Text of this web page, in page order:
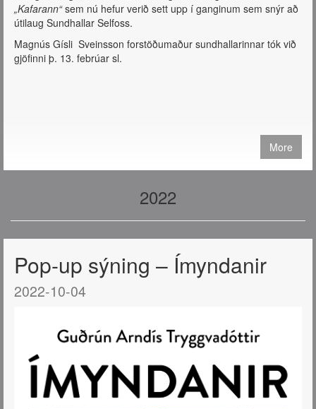
„Kafarann“sem nú hefur verið sett upp í ganginum sem snýr að
útilaug Sundhallar Selfoss.
Magnús Gísli Sveinsson forstöðumaður sundhallarinnar tók við
gjöfinni þ. 13. febrúar sl.
More
2022
Pop-up sýning – Ímyndanir
2022-10-04